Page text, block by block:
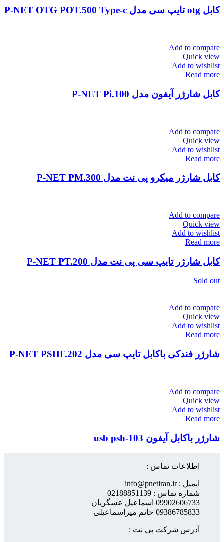
کابل otg تایپ سی مدل P-NET OTG POT.500 Type-c
Add to compare
Quick view
Add to wishlist
Read more
کابل شارژر آیفون مدل P-NET Pi.100
Add to compare
Quick view
Add to wishlist
Read more
کابل شارژر میکرو پی نت مدل P-NET PM.300
Add to compare
Quick view
Add to wishlist
Read more
کابل شارژر تایپ سی پی نت مدل P-NET PT.200
Sold out
Add to compare
Quick view
Add to wishlist
Read more
شارژر فندکی باکابل تایپ سی مدل P-NET PSHF.202
Add to compare
Quick view
Add to wishlist
Read more
شارژر باکابل آیفون 103-usb psh
اطلاعات تماس :
ایمیل : info@pnetiran.ir
شماره تماس : 02188851139
09902606733 اسماعیل عسگریان
09386785833 خانم میراسماعیلی
آدرس شرکت پی نت :